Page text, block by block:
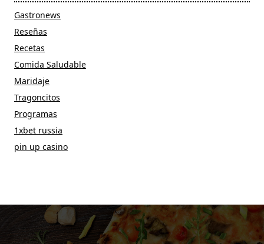
Gastronews
Reseñas
Recetas
Comida Saludable
Maridaje
Tragoncitos
Programas
1xbet russia
pin up casino